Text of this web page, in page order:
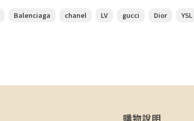
Balenciaga chanel LV gucci Dior YSL
購物說明